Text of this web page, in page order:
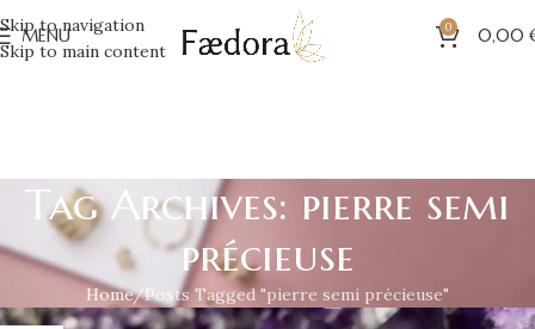
Skip to navigation
Skip to main content
MENU 0 0,00
Tag Archives: pierre semi
précieuse
Home Posts Tagged "pierre semi précieuse"